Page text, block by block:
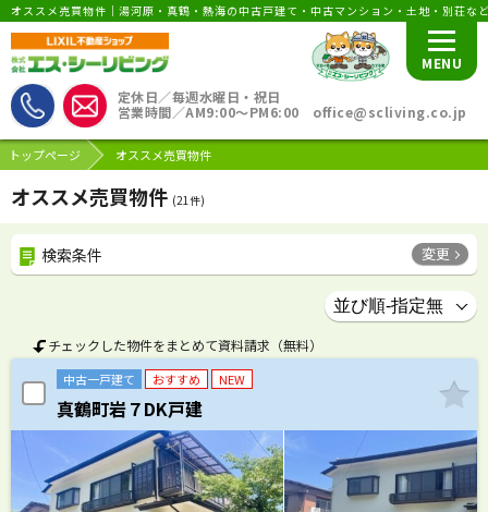
オススメ売買物件｜湯河原・真鶴・熱海の中古戸建て・中古マンション・土地・別荘
定休日／毎週水曜日・祝日
営業時間／AM9:00〜PM6:00 office@scliving.co.jp
MENU
トップページ オススメ売買物件
オススメ売買物件 (21件)
検索条件 変更
チェックした物件をまとめて資料請求（無料）
中古一戸建て おすすめ NEW
真鶴町岩７DK戸建